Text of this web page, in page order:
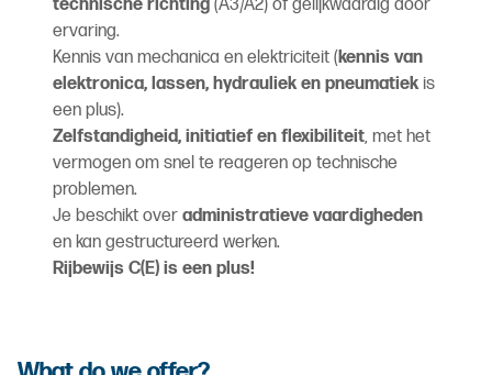
technische richting (A3/A2) of gelijkwaardig door
ervaring.
Kennis van mechanica en elektriciteit (kennis van
elektronica, lassen, hydrauliek en pneumatiekis
een plus).
Zelfstandigheid, initiatief en flexibiliteit, met het
vermogen om snel te reageren op technische
problemen.
Je beschikt over administratieve vaardigheden
en kan gestructureerd werken.
Rijbewijs C(E) is een plus!